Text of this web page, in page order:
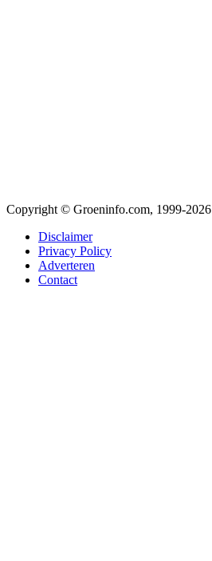
Copyright © Groeninfo.com, 1999-2026
Disclaimer
Privacy Policy
Adverteren
Contact